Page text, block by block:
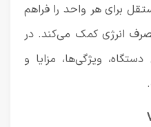
برای هر واحد را فراهم
انرژی کمک می‌کند. در
ویژگی‌ها، مزایا و